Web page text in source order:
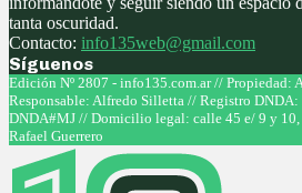
tanta oscuridad.
Contacto: info135web@gmail.com
Síguenos
Facebook
Twitter
Instagram
Youtube
Edición Nº 2807 - info135.com.ar // Propiedad:
Responsable: Alfredo Silletta // Registro
DNDA#MJ // Domicilio legal: calle 45 e/ 9 y 10,
Rafael Guerrero